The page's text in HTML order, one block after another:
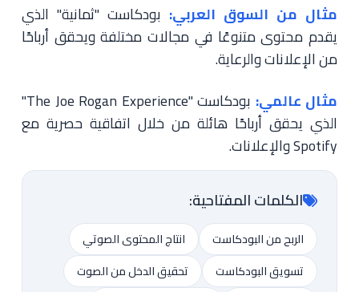
مثال من السوق العربي: بودكاست "ثمانية" الذي
يقدم محتوى متنوعًا في مجالات مختلفة ويحقق أرباحًا
من الإعلانات والرعاية.
مثال عالمي:
بودكاست "The Joe Rogan Experience"
الذي يحقق أرباحًا هائلة من خلال اتفاقية حصرية مع
Spotify والإعلانات.
الكلمات المفتاحية:
الربح من البودكاست
انتاج المحتوى الصوتي
تسويق البودكاست
تحقيق الدخل من الصوت